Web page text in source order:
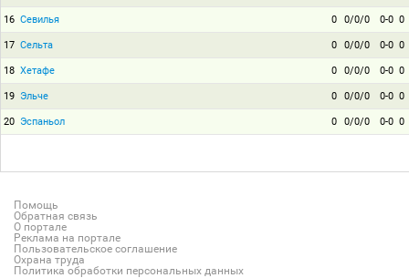
16 Севилья 0 0/0/0 0-0 0
17 Сельта 0 0/0/0 0-0 0
18 Хетафе 0 0/0/0 0-0 0
19 Эльче 0 0/0/0 0-0 0
20 Эспаньол 0 0/0/0 0-0 0
Помощь
Обратная связь
О портале
Реклама на портале
Пользовательское соглашение
Охрана труда
Политика обработки персональных данных